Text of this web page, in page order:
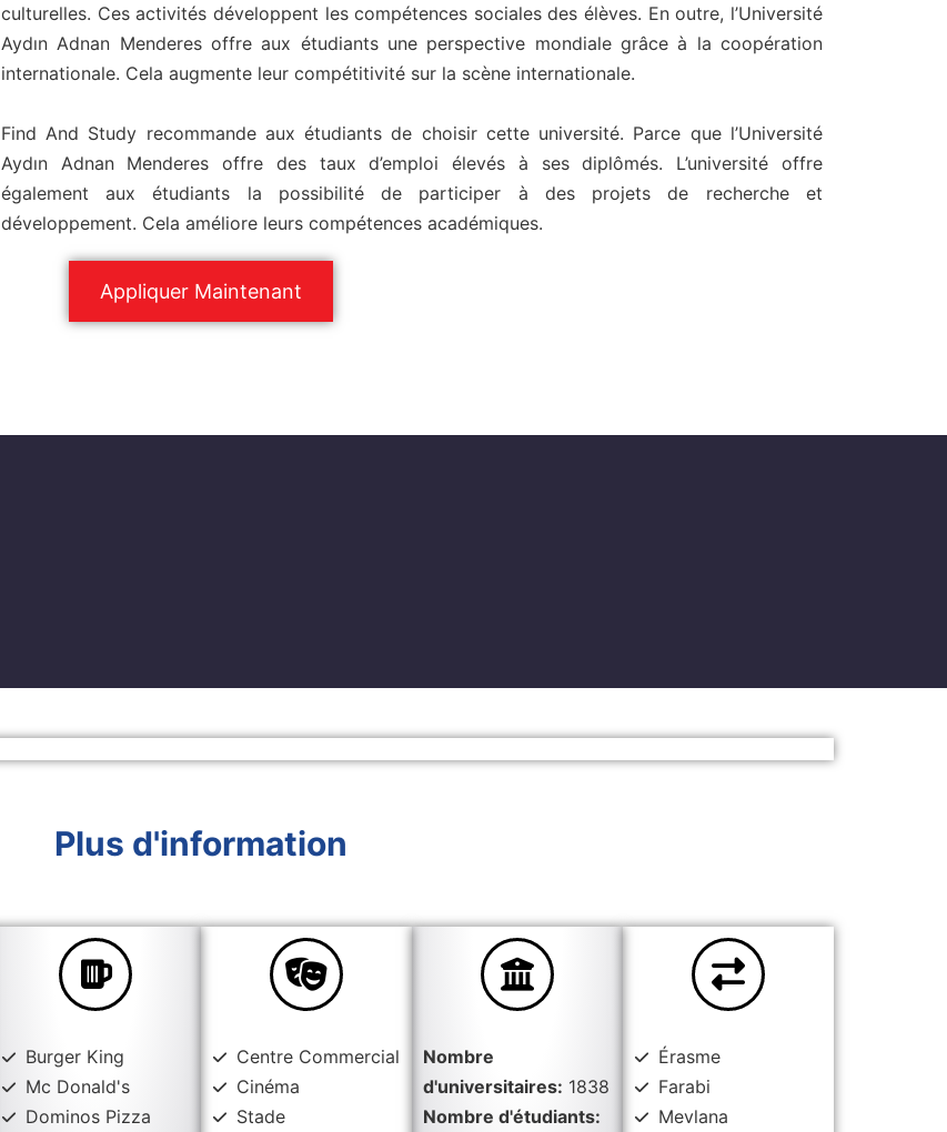
culturelles. Ces activités développent les compétences sociales des élèves. En outre, l’Université
Aydın Adnan Menderes offre aux étudiants une perspective mondiale grâce à la coopération
internationale. Cela augmente leur compétitivité sur la scène internationale.
Find And Study recommande aux étudiants de choisir cette université. Parce que l’Université
Aydın Adnan Menderes offre des taux d’emploi élevés à ses diplômés. L’université offre
également aux étudiants la possibilité de participer à des projets de recherche et
développement. Cela améliore leurs compétences académiques.
Appliquer Maintenant
Plus d'information
Burger King
Mc Donald's
Dominos Pizza
Centre Commercial
Cinéma
Stade
Nombre
d'universitaires: 1838
Nombre d'étudiants:
Érasme
Farabi
Mevlana